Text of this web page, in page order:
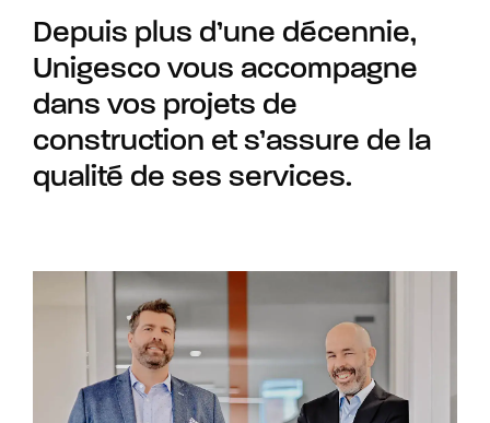
Depuis plus d’une décennie,
Unigesco vous accompagne
dans vos projets de
construction et s’assure de la
qualité de ses services.